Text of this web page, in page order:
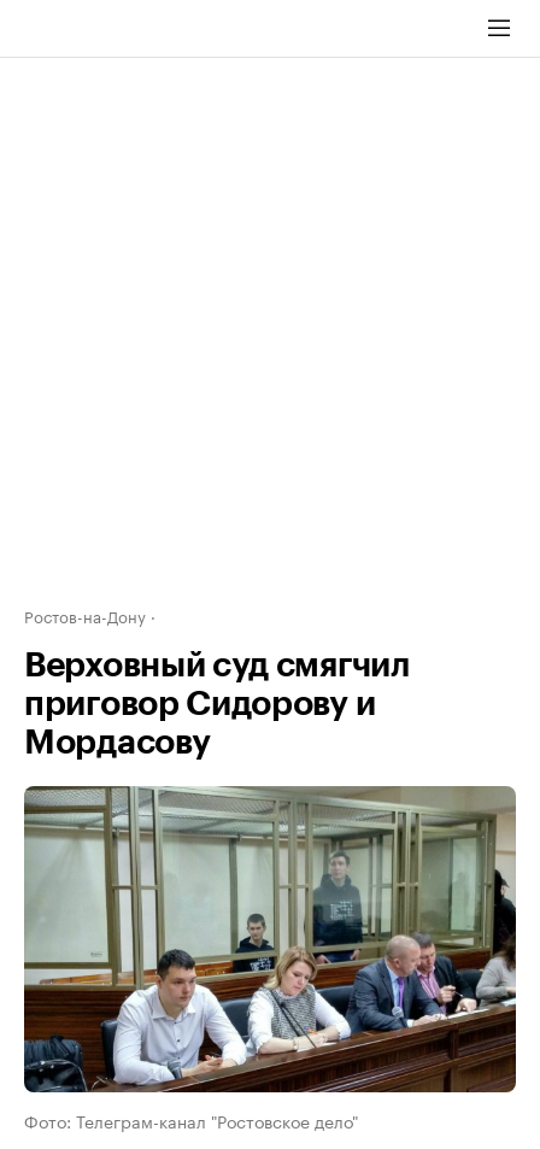
Ростов-на-Дону
Верховный суд смягчил
приговор Сидорову и
Мордасову
Фото: Телеграм-канал "Ростовское дело"